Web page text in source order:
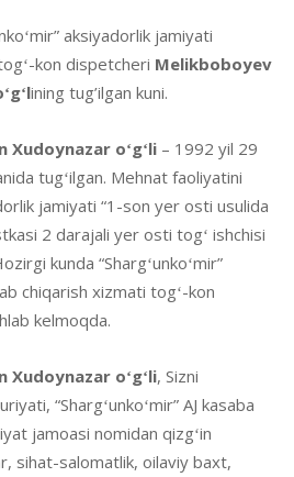
aksiyadorlik jamiyati
kon dispetcheri Melikboboyev
ining tug’ilgan kuni.
oʻgʻli – 1992 yil 29
tugʻilgan. Mehnat faoliyatini
jamiyati “1-son yer osti usulida
2 darajali yer osti togʻ ishchisi
kunda “Shargʻunkoʻmir”
chiqarish xizmati togʻ-kon
kelmoqda.
oʻgʻli, Sizni
“Shargʻunkoʻmir” AJ kasaba
jamoasi nomidan qizgʻin
sihat-salomatlik, oilaviy baxt,